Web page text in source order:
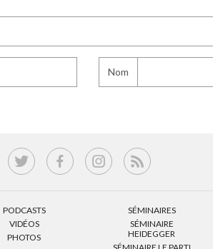
Nom
PODCASTS
VIDÉOS
PHOTOS
SÉMINAIRES
SÉMINAIRE
HEIDEGGER